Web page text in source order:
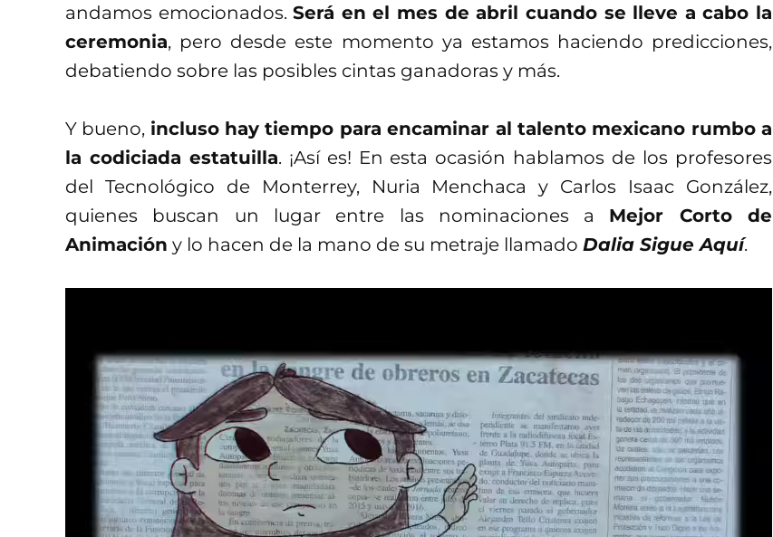
andamos emocionados.Será en el mes de abril cuando se lleve a cabo la
ceremonia, pero desde este momento ya estamos haciendo predicciones,
debatiendo sobre las posibles cintas ganadoras y más.
Y bueno, incluso hay tiempo para encaminar al talento mexicano rumbo a
la codiciada estatuilla. ¡Así es! En esta ocasión hablamos de los profesores
del Tecnológico de Monterrey, Nuria Menchaca y Carlos Isaac González,
quienes buscan un lugar entre las nominaciones a Mejor Corto de
Animación y lo hacen de la mano de su metraje llamado Dalia Sigue Aquí.